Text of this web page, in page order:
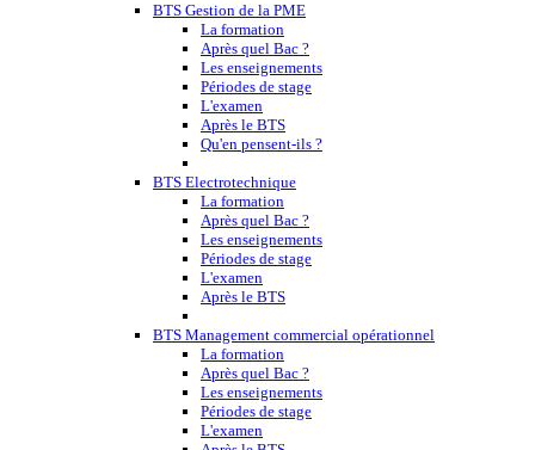
BTS Gestion de la PME
La formation
Après quel Bac ?
Les enseignements
Périodes de stage
L'examen
Après le BTS
Qu'en pensent-ils ?
BTS Electrotechnique
La formation
Après quel Bac ?
Les enseignements
Périodes de stage
L'examen
Après le BTS
BTS Management commercial opérationnel
La formation
Après quel Bac ?
Les enseignements
Périodes de stage
L'examen